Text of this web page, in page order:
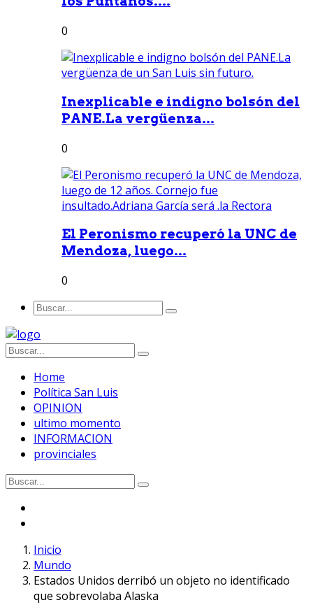
0
Inexplicable e indigno bolsón del
PANE.La vergüenza...
0
El Peronismo recuperó la UNC de
Mendoza, luego...
0
Home
Política San Luis
OPINION
ultimo momento
INFORMACION
provinciales
Inicio
Mundo
Estados Unidos derribó un objeto no identificado
que sobrevolaba Alaska